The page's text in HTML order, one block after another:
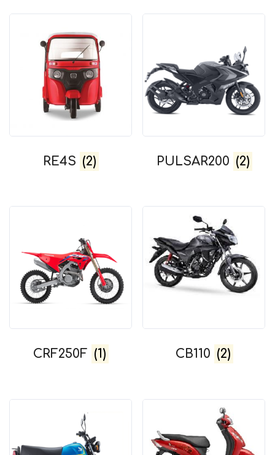
RE4S (2) PULSAR200 (2)
CRF250F (1) CB110 (2)